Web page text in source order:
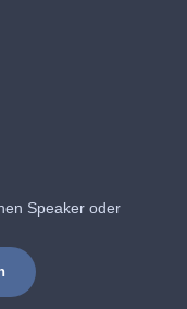
Speaker oder